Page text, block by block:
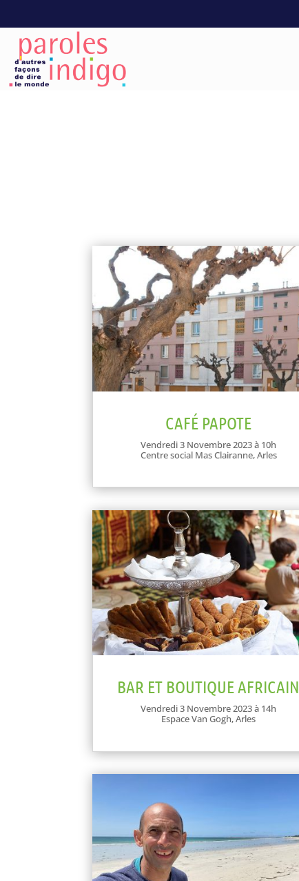
CAFÉ PAPOTE
Vendredi 3 Novembre 2023 à 10h
Centre social Mas Clairanne, Arles
BAR ET BOUTIQUE AFRICAIN
Vendredi 3 Novembre 2023 à 14h
Espace Van Gogh, Arles